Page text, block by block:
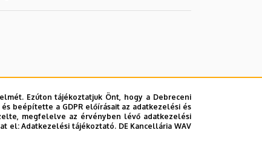
Ezúton tájékoztatjuk Önt, hogy a Debreceni
beépítette a GDPR előírásait az adatkezelési és
megfelelve az érvényben lévő adatkezelési
el:Adatkezelési tájékoztató. DE Kancellária WAV